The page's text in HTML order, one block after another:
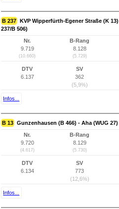
B 237 KVP Wipperfürth-Egener Straße (K
237/B 506)
Nr.
9.719
(10.660)
B-Rang
8.128
(5.729)
DTV
6.137
SV
362
(5,9%)
Infos...
B 13 Gunzenhausen (B 466) - Aha (WUG 27)
Nr.
9.720
(4.617)
B-Rang
8.129
(5.730)
DTV
6.134
SV
773
(12,6%)
Infos...